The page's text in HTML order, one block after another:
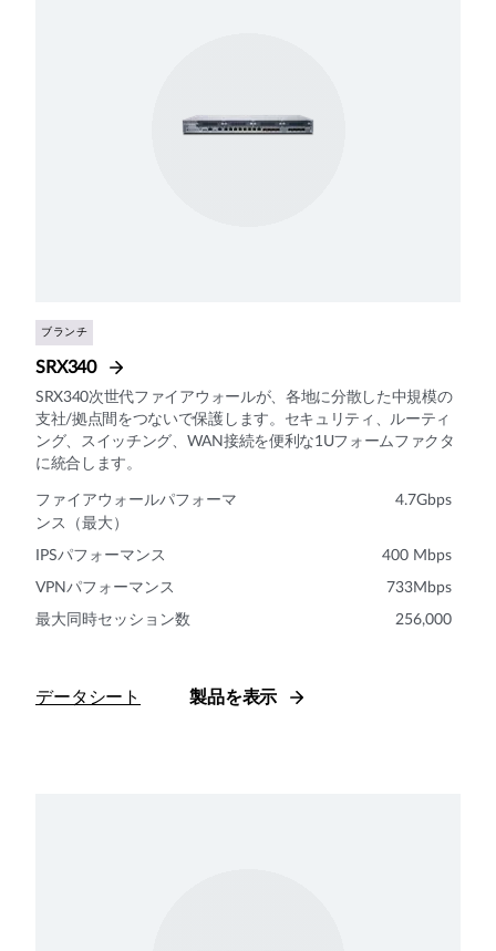
ブランチ
SRX340
SRX340次世代ファイアウォールが、各地に分散した中規模の
支社/拠点間をつないで保護します。セキュリティ、ルーティ
ング、スイッチング、WAN接続を便利な1Uフォームファクタ
に統合します。
ファイアウォールパフォーマ
ンス（最大）
4.7Gbps
IPSパフォーマンス 400 Mbps
VPNパフォーマンス 733Mbps
最大同時セッション数 256,000
データシート 製品を表示